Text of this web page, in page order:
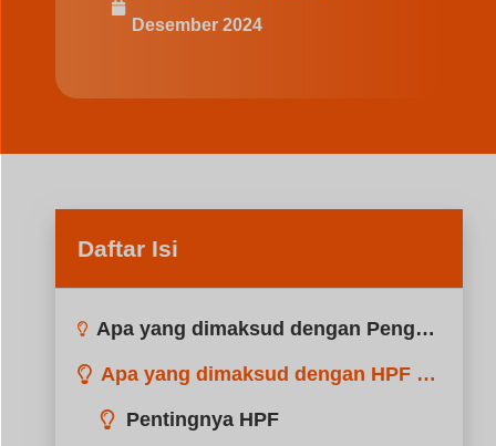
Desember 2024
Daftar Isi
Apa yang dimaksud dengan Penggerak Non-terisolasi Arus Konstan?
Apa yang dimaksud dengan HPF pada Driver LED?
Pentingnya HPF